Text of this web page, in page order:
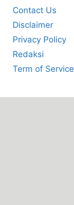
Contact Us
Disclaimer
Privacy Policy
Redaksi
Term of Service